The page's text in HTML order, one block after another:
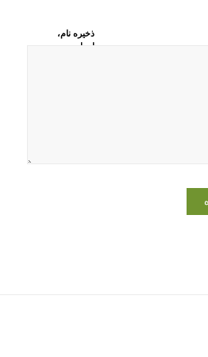
ذخیره نام،
ایمیل و